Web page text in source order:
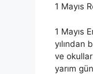
1 Mayıs
1 Mayıs
yılından
ve
yarım